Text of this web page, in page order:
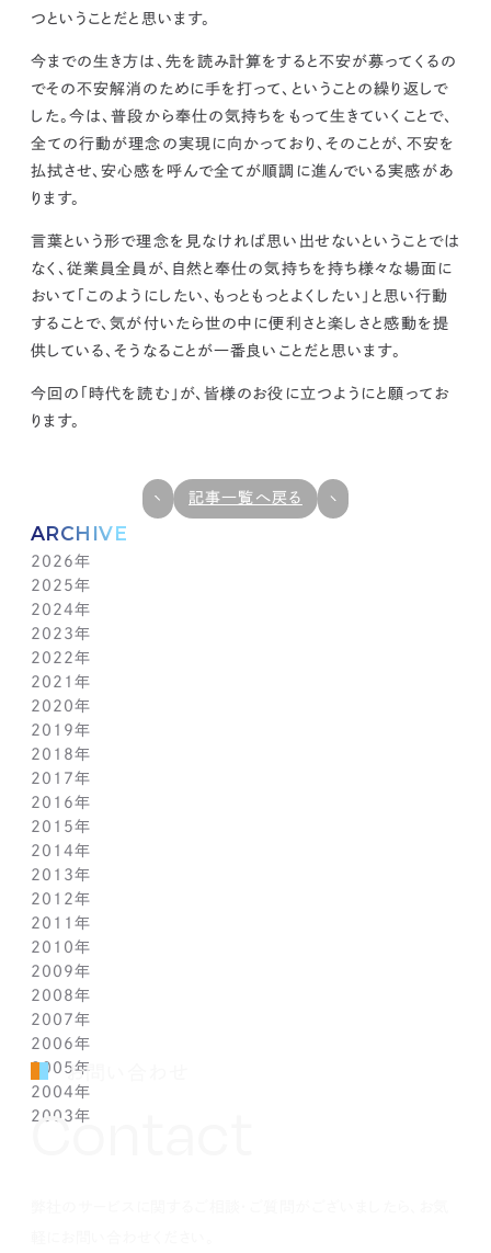
ARCHIVE
2026年
7月(1)
6月(1)
5月(1)
4月(1)
3月(1)
2月(1)
1月(1)
2025年
12月(1)
11月(1)
10月(1)
9月(1)
8月(1)
7月(1)
6月(1)
5月(1)
4月(1)
3月(1)
2月(1)
1月(2)
2024年
11月(1)
10月(1)
9月(1)
8月(1)
7月(1)
6月(1)
5月(1)
4月(1)
3月(1)
2月(1)
1月(2)
2023年
11月(1)
10月(1)
9月(1)
8月(1)
7月(1)
6月(1)
5月(1)
4月(1)
3月(1)
2月(1)
1月(2)
2022年
11月(1)
10月(1)
9月(1)
8月(1)
7月(1)
6月(1)
5月(1)
4月(1)
3月(2)
1月(2)
2021年
11月(1)
10月(1)
9月(1)
8月(1)
7月(1)
6月(1)
5月(1)
4月(1)
3月(1)
2月(1)
1月(2)
2020年
11月(2)
9月(2)
7月(1)
6月(2)
5月(2)
4月(3)
3月(2)
2月(1)
2019年
12月(2)
10月(1)
9月(2)
7月(1)
6月(2)
4月(1)
3月(1)
2月(1)
1月(1)
2018年
12月(1)
11月(1)
10月(1)
9月(2)
8月(1)
7月(1)
5月(1)
4月(1)
3月(1)
2月(1)
1月(1)
2017年
12月(1)
11月(1)
10月(1)
9月(1)
8月(1)
7月(1)
6月(1)
5月(1)
4月(1)
3月(1)
2月(1)
1月(1)
2016年
12月(1)
11月(1)
10月(1)
9月(1)
8月(1)
7月(1)
6月(1)
5月(1)
4月(1)
3月(1)
2月(1)
1月(1)
2015年
12月(1)
11月(1)
10月(1)
9月(1)
8月(1)
7月(1)
6月(1)
5月(1)
4月(1)
3月(1)
2月(1)
1月(1)
2014年
12月(1)
11月(1)
10月(1)
9月(1)
8月(1)
7月(1)
6月(1)
5月(1)
4月(1)
3月(1)
2月(1)
2013年
12月(1)
11月(1)
10月(1)
9月(1)
8月(1)
7月(1)
6月(1)
5月(1)
4月(1)
3月(1)
2012年
12月(1)
11月(1)
10月(1)
9月(1)
8月(1)
7月(1)
6月(1)
5月(1)
4月(1)
2011年
12月(1)
11月(1)
10月(1)
9月(1)
8月(1)
7月(1)
6月(1)
5月(1)
2010年
12月(1)
11月(1)
10月(1)
9月(1)
8月(1)
7月(1)
6月(1)
2009年
12月(1)
11月(1)
10月(1)
9月(1)
8月(1)
7月(1)
2008年
12月(1)
11月(1)
10月(1)
9月(1)
8月(1)
2007年
12月(1)
11月(1)
10月(1)
9月(1)
2006年
12月(1)
11月(1)
10月(1)
2005年
12月(1)
11月(1)
2004年
12月(1)
2003年
つということだと思います。
今までの生き方は、先を読み計算をすると不安が募ってくるの
でその不安解消のために手を打って、ということの繰り返しで
した。 今は、普段から奉仕の気持ちをもって生きていくことで、
全ての行動が理念の実現に向かっており、そのことが、不安を
払拭させ、安心感を呼んで全てが順調に進んでいる実感があ
ります。
言葉という形で理念を見なければ思い出せないということでは
なく、従業員全員が、自然と奉仕の気持ちを持ち様々な場面に
おいて「このようにしたい、もっともっとよくしたい」と思い行動
することで、気が付いたら世の中に便利さと楽しさと感動を提
供している、そうなることが一番良いことだと思います。
今回の「時代を読む」が、皆様のお役に立つようにと願ってお
ります。
記事一覧へ戻る
お問い合わせ
Contact